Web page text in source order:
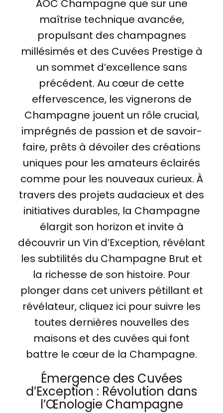
AOC Champagne que sur une
maîtrise technique avancée,
propulsant des champagnes
millésimés et des Cuvées Prestige à
un sommet d’excellence sans
précédent. Au cœur de cette
effervescence, les vignerons de
Champagne jouent un rôle crucial,
imprégnés de passion et de savoir-
faire, prêts à dévoiler des créations
uniques pour les amateurs éclairés
comme pour les nouveaux curieux. À
travers des projets audacieux et des
initiatives durables, la Champagne
élargit son horizon et invite à
découvrir un Vin d’Exception, révélant
les subtilités du Champagne Brut et
la richesse de son histoire. Pour
plonger dans cet univers pétillant et
révélateur, cliquez ici pour suivre les
toutes dernières nouvelles des
maisons et des cuvées qui font
battre le cœur de la Champagne.
Émergence des Cuvées
d’Exception : Révolution dans
l’Œnologie Champagne